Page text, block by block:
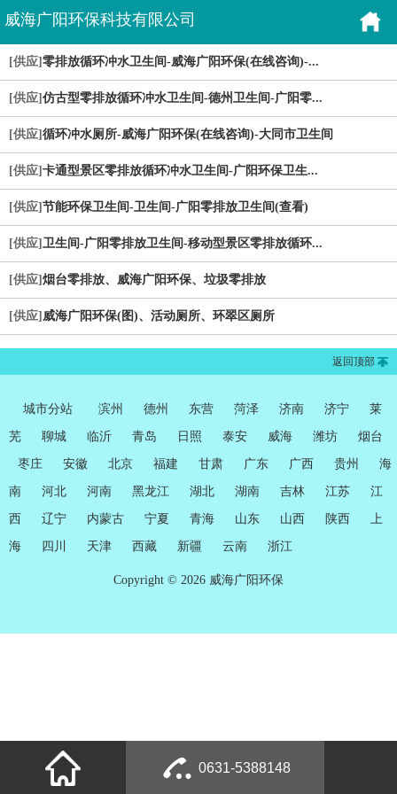
威海广阳环保科技有限公司
[供应] 零排放循环冲水卫生间-威海广阳环保(在线咨询)-...
[供应] 仿古型零排放循环冲水卫生间-德州卫生间-广阳零...
[供应] 循环冲水厕所-威海广阳环保(在线咨询)-大同市卫生间
[供应] 卡通型景区零排放循环冲水卫生间-广阳环保卫生...
[供应] 节能环保卫生间-卫生间-广阳零排放卫生间(查看)
[供应] 卫生间-广阳零排放卫生间-移动型景区零排放循环...
[供应] 烟台零排放、威海广阳环保、垃圾零排放
[供应] 威海广阳环保(图)、活动厕所、环翠区厕所
返回顶部
城市分站 滨州 德州 东营 菏泽 济南 济宁
莱
芜
聊城 临沂 青岛 日照 泰安 威海 潍坊
烟台
枣庄
安徽 北京 福建 甘肃 广东 广西 贵州
海
南
河北 河南 黑龙江 湖北 湖南 吉林 江苏
江
西
辽宁 内蒙古 宁夏 青海 山东 山西 陕西
上
海
四川 天津 西藏 新疆 云南 浙江
Copyright © 2026 威海广阳环保
0631-5388148